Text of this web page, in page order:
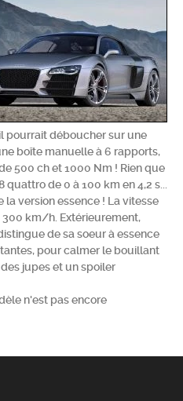
pourrait déboucher sur une
boîte manuelle à 6 rapports,
500 ch et 1000 Nm ! Rien que
de 0 à 100 km en 4,2 s...
version essence ! La vitesse
300 km/h. Extérieurement,
de sa soeur à essence
pour calmer le bouillant
des jupes et un spoiler
n'est pas encore